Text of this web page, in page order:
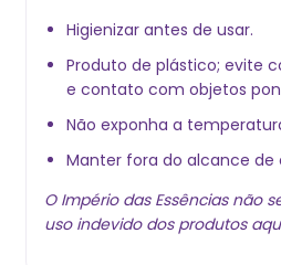
Higienizar antes de usar.
Produto de plástico; evite
e contato com objetos
Não exponha a
Manter fora do alcance de
O Império das Essências não
uso indevido dos produtos